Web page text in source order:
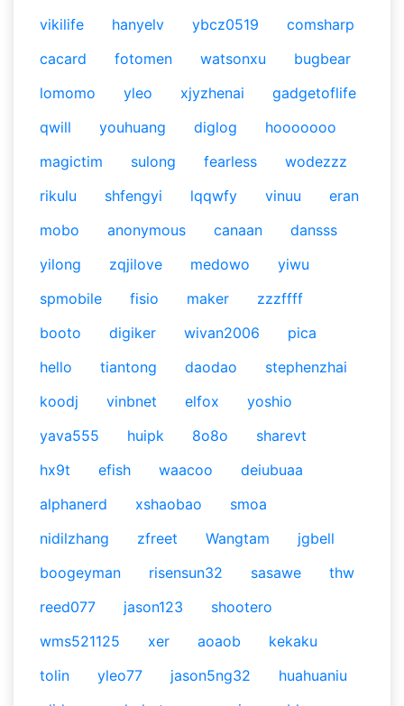
vikilife
hanyelv ybcz0519
comsharp
cacard
fotomen watsonxu
bugbear
lomomo
yleo xjyzhenai
gadgetoflife
qwill
youhuang diglog
hooooooo
magictim
sulong fearless
wodezzz
rikulu
shfengyi lqqwfy vinuu
eran
mobo
anonymous canaan
dansss
yilong
zqjilove medowo
yiwu
spmobile
fisio maker
zzzffff
booto
digiker wivan2006
pica
hello
tiantong daodao
stephenzhai
koodj
vinbnet elfox
yoshio
yava555
huipk 8o8o
sharevt
hx9t
efish waacoo
deiubuaa
alphanerd
xshaobao
smoa
nidilzhang
zfreet Wangtam
jgbell
boogeyman
risensun32 sasawe
thw
reed077
jason123
shootero
wms521125
xer aoaob
kekaku
tolin
yleo77 jason5ng32
huahuaniu